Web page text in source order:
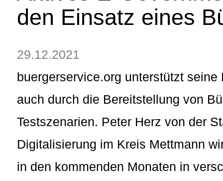
den Einsatz eines
29.12.2021
buergerservice.org unterstützt seine
auch durch die Bereitstellung von
Testszenarien. Peter Herz von der
Digitalisierung im Kreis Mettmann
in den kommenden Monaten in